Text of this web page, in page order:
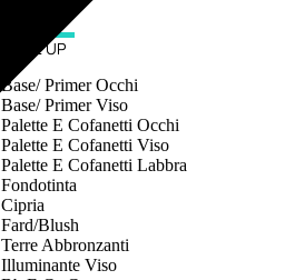
MAKE UP
Base/ Primer Occhi
Base/ Primer Viso
Palette E Cofanetti Occhi
Palette E Cofanetti Viso
Palette E Cofanetti Labbra
Fondotinta
Cipria
Fard/Blush
Terre Abbronzanti
Illuminante Viso